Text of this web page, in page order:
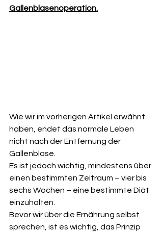
Gallenblasenoperation.
Wie wir im vorherigen Artikel erwähnt
haben, endet das normale Leben
nicht nach der Entfernung der
Gallenblase.
Es ist jedoch wichtig, mindestens über
einen bestimmten Zeitraum – vier bis
sechs Wochen – eine bestimmte Diät
einzuhalten.
Bevor wir über die Ernährung selbst
sprechen, ist es wichtig, das Prinzip